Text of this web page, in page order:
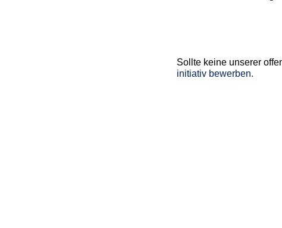
Sollte keine unserer
initiativ bewerben.